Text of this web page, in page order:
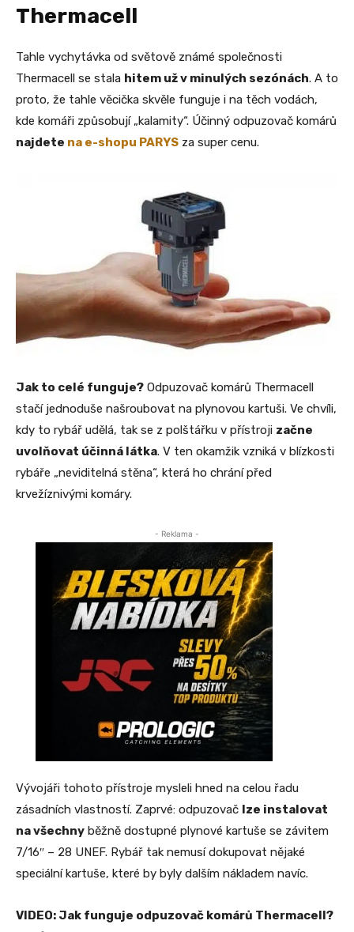
Thermacell
Tahle vychytávka od světově známé společnosti
Thermacell se stala hitem už v minulých sezónách. A to
proto, že tahle věcička skvěle funguje i na těch vodách,
kde komáři způsobují „kalamity“. Účinný odpuzovač komárů
najdete na e-shopu PARYS za super cenu.
Jak to celé funguje? Odpuzovač komárů Thermacell
stačí jednoduše našroubovat na plynovou kartuši. Ve chvíli,
kdy to rybář udělá, tak se z polštářku v přístroji začne
uvolňovat účinná látka. V ten okamžik vzniká v blízkosti
rybáře „neviditelná stěna“, která ho chrání před
krvežíznivými komáry.
- Reklama -
Vývojáři tohoto přístroje mysleli hned na celou řadu
zásadních vlastností. Zaprvé: odpuzovač lze instalovat
na všechny běžně dostupné plynové kartuše se závitem
7/16″ – 28 UNEF. Rybář tak nemusí dokupovat nějaké
speciální kartuše, které by byly dalším nákladem navíc.
VIDEO: Jak funguje odpuzovač komárů Thermacell?